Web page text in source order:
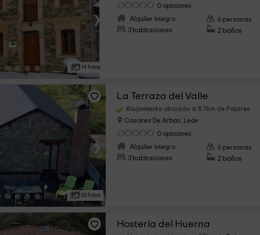
›
19 Fotos
0 opiniones
Alquiler íntegro
3 habitaciones
6 personas
2 baños
›
20 Fotos
La Terraza del Valle
Alojamiento ubicado a 8.7km de Pajares
Casares De Arbas, León
0 opiniones
Alquiler íntegro
3 habitaciones
6 personas
2 baños
Hostería del Huerna